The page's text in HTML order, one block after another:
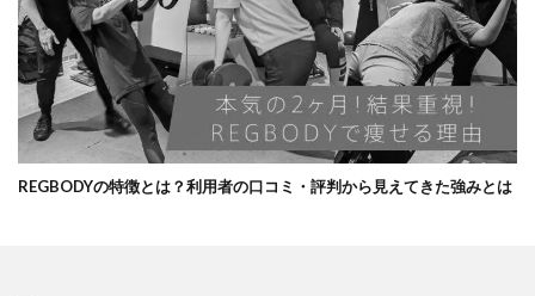
REGBODYの特徴とは？利用者の口コミ・評判から見えてきた強みとは